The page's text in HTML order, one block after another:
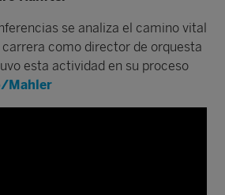
se analiza el camino vital
como director de orquesta
esta actividad en su proceso
Mahler